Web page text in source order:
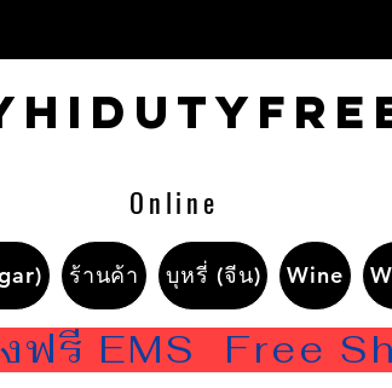
Online
ร้านค้า บุหรี่ (จีน) Wine